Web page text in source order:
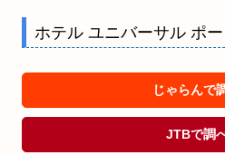
ホテル ユニバーサル ポー
じゃらんで
JTBで調